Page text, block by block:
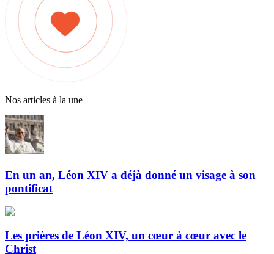
Nos articles à la une
En un an, Léon XIV a déjà donné un visage à son
pontificat
Les prières de Léon XIV, un cœur à cœur avec le
Christ